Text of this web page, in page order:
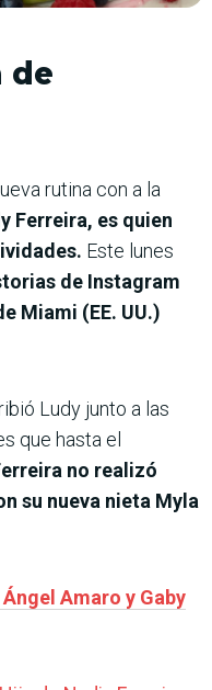
de
rutina con a la
Ferreira, es quien
Este lunes
de Instagram
Miami (EE. UU.)
Ludy junto a las
que hasta el
no realizó
su nueva nieta Myla
Amaro y Gaby